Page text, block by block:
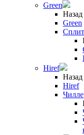
Green
Назад
Green
Hiref
Назад
Hiref